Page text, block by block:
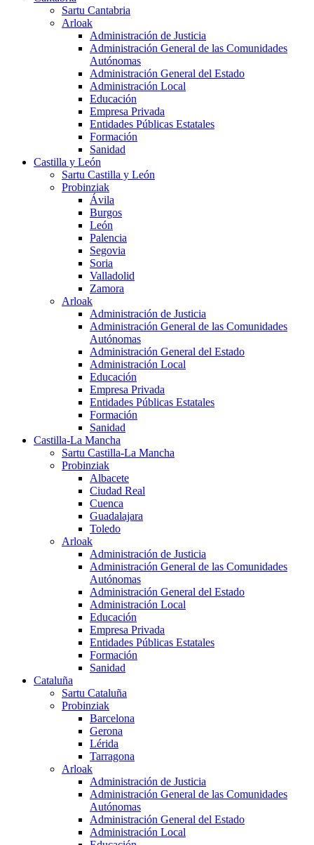
Sartu Cantabria
Arloak
Administración de Justicia
Administración General de las Comunidades
Autónomas
Administración General del Estado
Administración Local
Educación
Empresa Privada
Entidades Públicas Estatales
Formación
Sanidad
Castilla y León
Sartu Castilla y León
Probinziak
Ávila
Burgos
León
Palencia
Segovia
Soria
Valladolid
Zamora
Arloak
Administración de Justicia
Administración General de las Comunidades
Autónomas
Administración General del Estado
Administración Local
Educación
Empresa Privada
Entidades Públicas Estatales
Formación
Sanidad
Castilla-La Mancha
Sartu Castilla-La Mancha
Probinziak
Albacete
Ciudad Real
Cuenca
Guadalajara
Toledo
Arloak
Administración de Justicia
Administración General de las Comunidades
Autónomas
Administración General del Estado
Administración Local
Educación
Empresa Privada
Entidades Públicas Estatales
Formación
Sanidad
Cataluña
Sartu Cataluña
Probinziak
Barcelona
Gerona
Lérida
Tarragona
Arloak
Administración de Justicia
Administración General de las Comunidades
Autónomas
Administración General del Estado
Administración Local